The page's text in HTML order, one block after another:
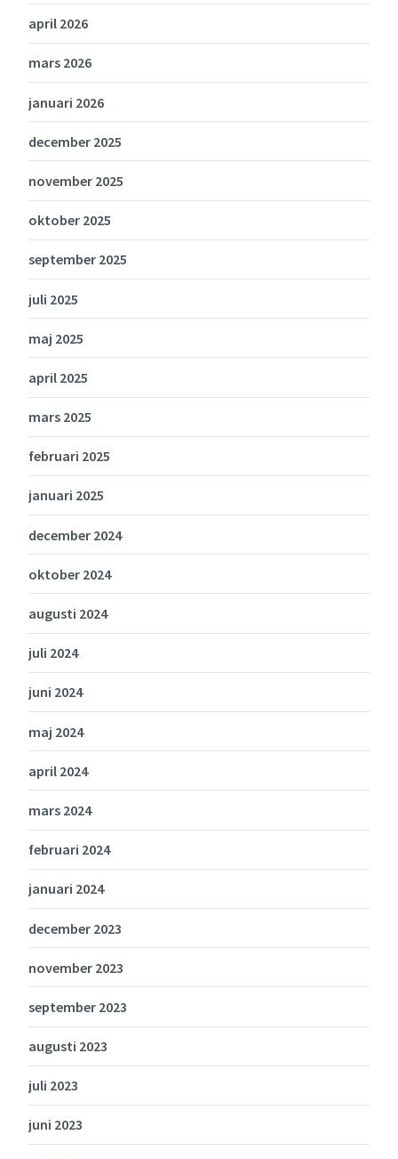
april 2026
mars 2026
januari 2026
december 2025
november 2025
oktober 2025
september 2025
juli 2025
maj 2025
april 2025
mars 2025
februari 2025
januari 2025
december 2024
oktober 2024
augusti 2024
juli 2024
juni 2024
maj 2024
april 2024
mars 2024
februari 2024
januari 2024
december 2023
november 2023
september 2023
augusti 2023
juli 2023
juni 2023